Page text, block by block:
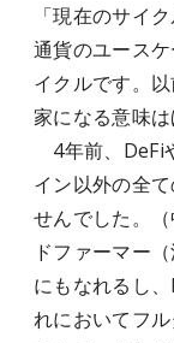
「現在のサイ
通貨のユース
イクルです。
家になる意味は
4年前、DeFi
イン以外の全
せんでした。
ドファーマー
にもなれるし
れにおいてフ